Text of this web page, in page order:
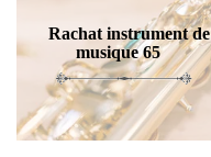
Rachat instrument de
musique 65